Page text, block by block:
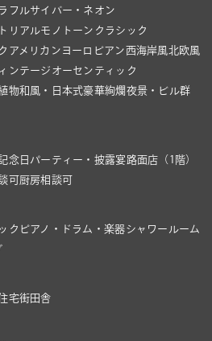
フルサイバー・ネオン
リアルモノトーン クラシック
アメリカン ヨーロピアン 西海岸風北欧風
ンテージ オーセンティック
物和風・日本式豪華絢爛夜景・ビル群
念日 パーティー・披露宴路面店（1階）
可 厨房相談可
ク ピアノ・ドラム・楽器シャワールーム
宅街田舎